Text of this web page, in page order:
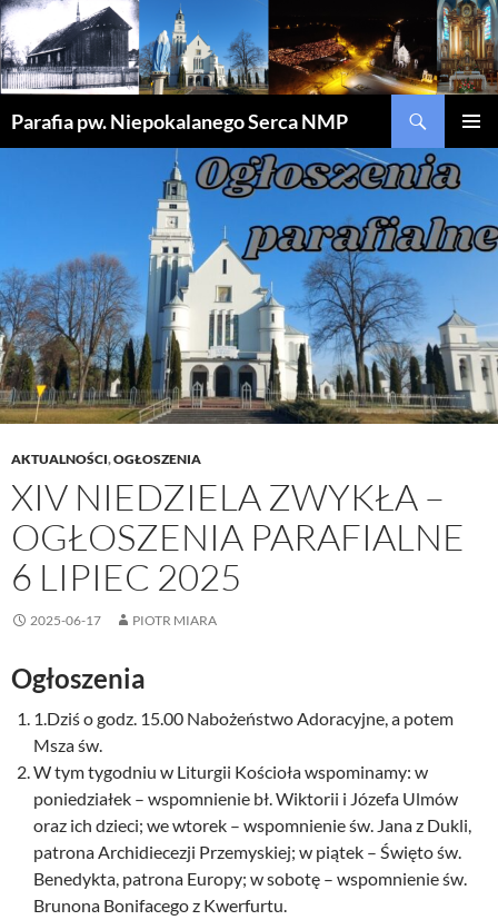
Parafia pw. Niepokalanego Serca NMP
AKTUALNOŚCI,OGŁOSZENIA
XIV NIEDZIELA ZWYKŁA –
OGŁOSZENIA PARAFIALNE
6 LIPIEC 2025
2025-06-17 PIOTR MIARA
Ogłoszenia
1.Dziś o godz. 15.00 Nabożeństwo Adoracyjne, a potem
Msza św.
W tym tygodniu w Liturgii Kościoła wspominamy: w
poniedziałek – wspomnienie bł. Wiktorii i Józefa Ulmów
oraz ich dzieci; we wtorek – wspomnienie św. Jana z Dukli,
patrona Archidiecezji Przemyskiej; w piątek – Święto św.
Benedykta, patrona Europy; w sobotę – wspomnienie św.
Brunona Bonifacego z Kwerfurtu.